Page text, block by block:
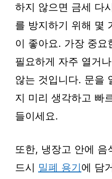
하지 않으면 금세 다
를 방지하기 위해 몇
이 좋아요. 가장 중요
필요하게 자주 열거
않는 것입니다. 문을
지 미리 생각하고 빠
들이세요.
또한, 냉장고 안에 음
드시 밀폐 용기에 담